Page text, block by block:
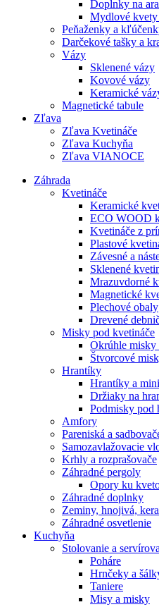
Doplnky na
Mydlové
Peňaženky a
Darčekové tašky a
Vázy
Sklenené vázy
Kovové vázy
Keramické
Magnetické tabule
Zľava
Zľava Kvetináče
Zľava Kuchyňa
Zľava VIANOCE
Záhrada
Kvetináče
Keramické
ECO WOOD
Kvetináče z
Plastové
Závesné a
Sklenené
Mrazuvdorné
Magnetické
Plechové obaly
Drevené
Misky pod kvetináče
Okrúhle misky
Štvorcové
Hrantíky
Hrantíky a
Držiaky na
Podmisky pod
Amfory
Pareniská a
Samozavlažovacie
Krhly a rozprašovače
Záhradné pergoly
Opory ku
Záhradné doplnky
Zeminy, hnojivá,
Záhradné osvetlenie
Kuchyňa
Stolovanie a
Poháre
Hrnčeky a
Taniere
Misy a misky